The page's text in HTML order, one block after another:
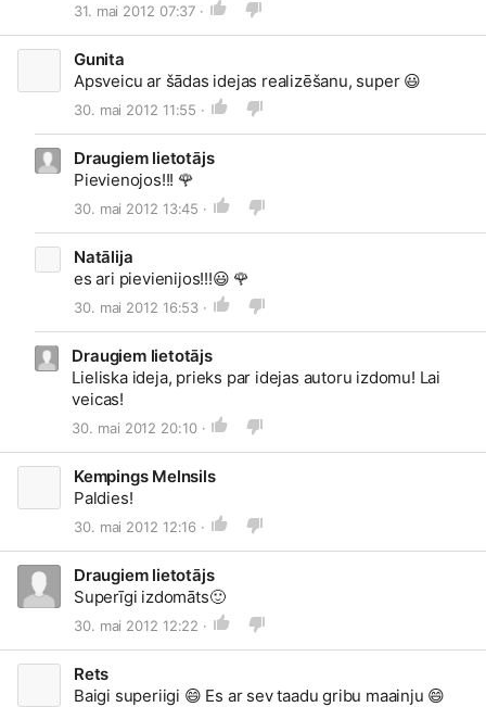
31. mai 2012 07:37 ·
Gunita
Apsveicu ar šādas idejas realizēšanu, super 😃
30. mai 2012 11:55 ·
Draugiem lietotājs
Pievienojos!!! 🌹
30. mai 2012 13:45 ·
Natālija
es ari pievienijos!!!😃 🌹
30. mai 2012 16:53 ·
Draugiem lietotājs
Lieliska ideja, prieks par idejas autoru izdomu! Lai
veicas!
30. mai 2012 20:10 ·
Kempings Melnsils
Paldies!
30. mai 2012 12:16 ·
Draugiem lietotājs
Superīgi izdomāts🙂
30. mai 2012 12:22 ·
Rets
Baigi superiigi 😄 Es ar sev taadu gribu maainju 😄